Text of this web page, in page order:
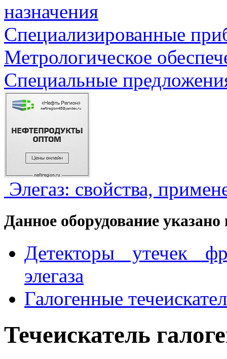
назначения
Специализированные
Метрологическое
Специальные
Элегаз: свойства,
Данное оборудование
Детекторы утечек
элегаза
Галогенные
Течеискатель